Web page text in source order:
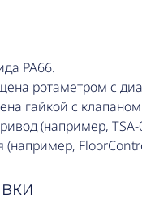
PA66.
ротаметром с
гайкой с
(например,
(например,